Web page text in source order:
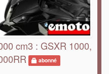
cm3 : GSXR 1000,
abonné